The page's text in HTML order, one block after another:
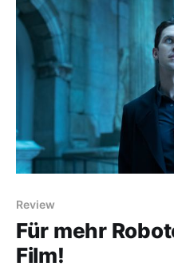
Review
Für mehr
Film!